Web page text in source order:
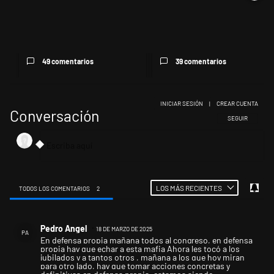
49 comentarios 39 comentarios
Conversación SIGA ESTA
SEGUIR
INICIAR SESIÓN | CREAR CUENTA
TODOS LOS COMENTARIOS 2 LOS MÁS RECIENTES
PA Pedro Angel 18 DE MARZO DE 2025
En defensa propia mañana todos al congreso, en defensa
propia hay que echar a esta mafia Ahora les tocó a los
jubilados y a tantos otros , mañana a los que hoy miran
para otro lado, hay que tomar acciones concretas y